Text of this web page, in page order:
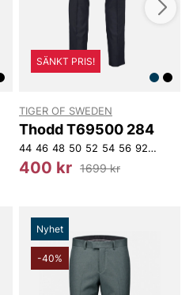
152 154
SÄNKT PRIS!
TIGER OF SWEDEN
Thodd T69500 284
44 46 48 50 52 54 56 92 104
400 kr 1699 kr
Nyhet
-40%